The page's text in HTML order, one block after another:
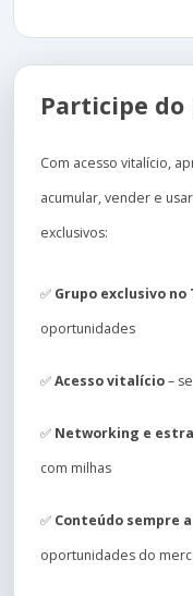
Participe do
Com acesso vitalício,
acumular, vender e
exclusivos:
✅ Grupo exclusivo
oportunidades
✅Acesso vitalício–
✅ Networking e
com milhas
✅ Conteúdo sempre
oportunidades do